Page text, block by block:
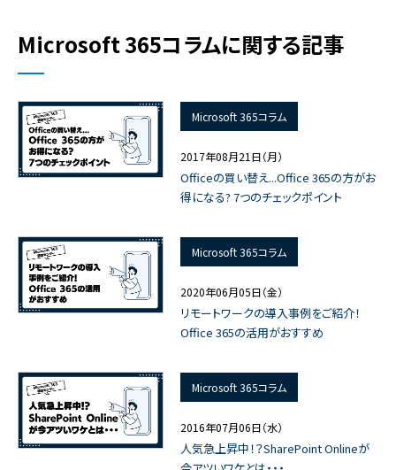
Microsoft 365コラムに関する記事
Microsoft 365コラム
2017年08月21日（月）
Officeの買い替え...Office 365の方がお
得になる? 7つのチェックポイント
Microsoft 365コラム
2020年06月05日（金）
リモートワークの導入事例をご紹介！
Office 365の活用がおすすめ
Microsoft 365コラム
2016年07月06日（水）
人気急上昇中！？SharePoint Onlineが